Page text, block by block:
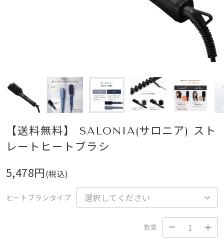
【送料無料】 SALONIA(サロニア) スト
レートヒートブラシ
5,478円(税込)
ヒートブラシタイプ
数量